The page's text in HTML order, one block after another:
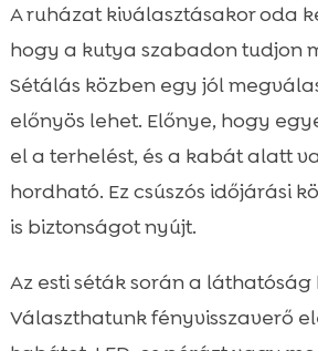
A ruházat kiválasztásakor oda
hogy a kutya szabadon tudjon
Sétálás közben egy jól
előnyös lehet. Előnye, hogy
el a terhelést, és a kabát alatt
hordható. Ez csúszós időjárási
is biztonságot nyújt.
Az esti séták során a
Választhatunk fényvisszaverő